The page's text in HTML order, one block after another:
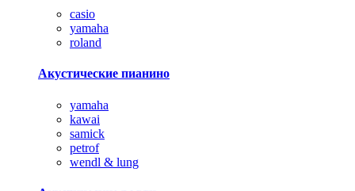
casio
yamaha
roland
Акустические пианино
yamaha
kawai
samick
petrof
wendl & lung